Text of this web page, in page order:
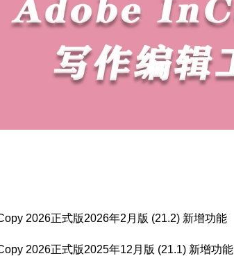
2026正式版2026年2月版 (21.2) 新增功能
2026正式版2025年12月版 (21.1) 新增功能